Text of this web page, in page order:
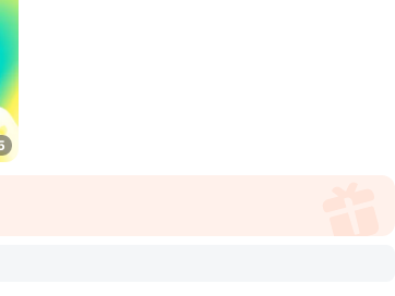
力挡在门外。那些曾经突然冒出来的脑洞，慢